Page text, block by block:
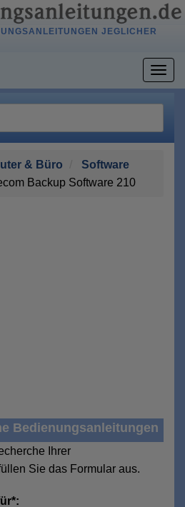
JEGLICHER
& Büro
Software
Backup Software 210
Bedienungsanleitungen
Ihrer
Sie das Formular aus.